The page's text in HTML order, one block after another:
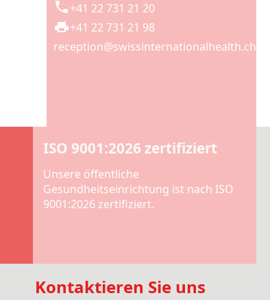
+41 22 731 21 20
+41 22 731 21 98
reception@swissinternationalhealth.ch
ISO 9001:2026 zertifiziert
Unsere öffentliche
Gesundheitseinrichtung ist nach ISO
9001:2026 zertifiziert.
Kontaktieren Sie uns